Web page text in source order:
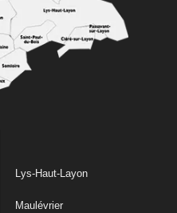
Lys-Haut-Layon
Maulévrier